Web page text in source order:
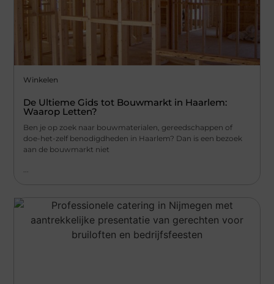
Winkelen
De Ultieme Gids tot Bouwmarkt in Haarlem:
Waarop Letten?
Ben je op zoek naar bouwmaterialen, gereedschappen of
doe-het-zelf benodigdheden in Haarlem? Dan is een bezoek
aan de bouwmarkt niet